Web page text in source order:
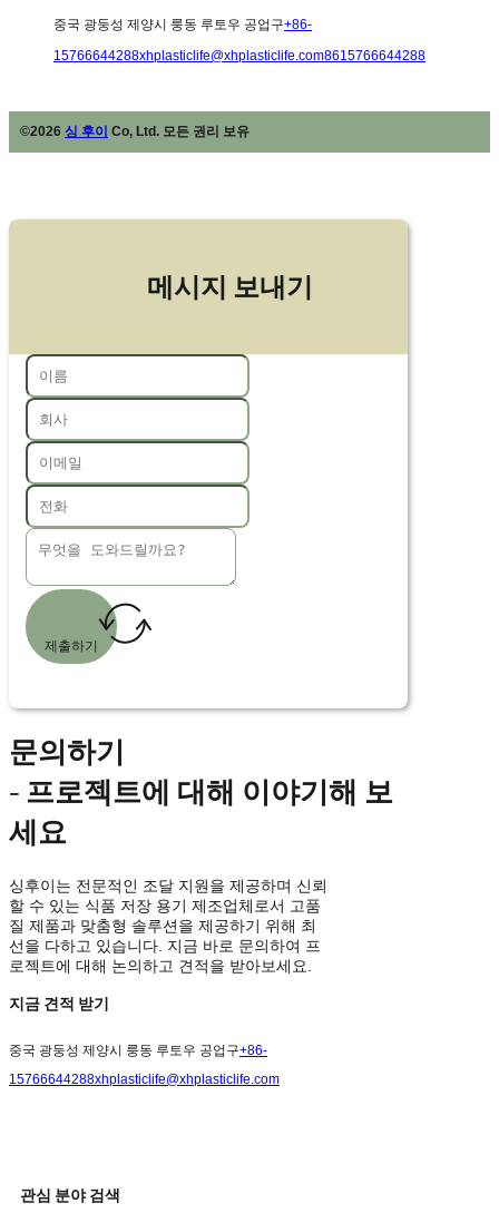
중국 광둥성 제양시 룽동 루토우 공업구+86-
15766644288xhplasticlife@xhplasticlife.com8615766644288
©2026 싱 후이 Co, Ltd. 모든 권리 보유
메시지 보내기
제출하기
문의하기
- 프로젝트에 대해 이야기해 보
세요
싱후이는 전문적인 조달 지원을 제공하며 신뢰
할 수 있는 식품 저장 용기 제조업체로서 고품
질 제품과 맞춤형 솔루션을 제공하기 위해 최
선을 다하고 있습니다. 지금 바로 문의하여 프
로젝트에 대해 논의하고 견적을 받아보세요.
지금 견적 받기
중국 광둥성 제양시 룽동 루토우 공업구+86-
15766644288xhplasticlife@xhplasticlife.com
관심 분야 검색